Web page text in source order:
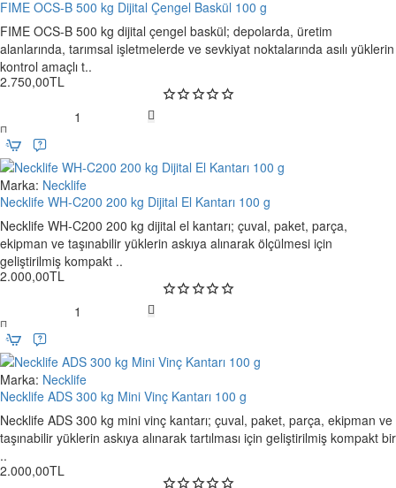
Sıcaklı
k /
Zaman
Ayarı
8 seviye (film tipine göre ayarlanabilir)
meler
PE, PP, PVC; bileşik ve alüminyum plastik laminasyonlu
Dış
Ölçüle
(G×D×
Y)
107 × 19 × 30 cm
Kutu
2× yedek teflon bant
güç kablosu, kısa kullanım kılavuzu
Garant
i
Not
Mühürleme yüzeyini kuru ve temiz tutunuz; teflon
yırtıldığında değiştiriniz. Aşınmış silikon kauçuğu
yenileyiniz. Net ağırlık bilgisi içinproje bazlı doğrulama.
Sıkça Sorulan Sorular (FS-800H/80 cm)
FIME OCS-B 500 kg Dijital Çengel Baskül 100 g
FIME OCS-B 500 kg dijital çengel baskül; depolarda, üretim
alanlarında, tarımsal işletmelerde ve sevkiyat noktalarında asılı yüklerin
kontrol amaçlı t..
2.750,00TL
FIME
OCS-
B
500
kg
Dijital
Çengel
Baskül
100
g
Marka: Necklife
Necklife WH-C200 200 kg Dijital El Kantarı 100 g
Necklife WH-C200 200 kg dijital el kantarı; çuval, paket, parça,
ekipman ve taşınabilir yüklerin askıya alınarak ölçülmesi için
geliştirilmiş kompakt ..
2.000,00TL
Necklife
WH-
C200
200
kg
Dijital
El
Kantarı
100
g
Marka: Necklife
Necklife ADS 300 kg Mini Vinç Kantarı 100 g
Necklife ADS 300 kg mini vinç kantarı; çuval, paket, parça, ekipman ve
taşınabilir yüklerin askıya alınarak tartılması için geliştirilmiş kompakt bir
..
2.000,00TL